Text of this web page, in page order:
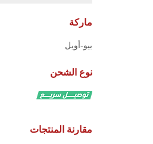
ماركة
بيو-أويل
نوع الشحن
مقارنة المنتجات